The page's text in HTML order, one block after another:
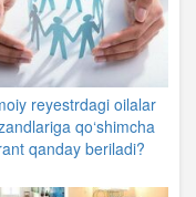
reyestrdagi oilalar
qo‘shimcha
qanday beriladi?